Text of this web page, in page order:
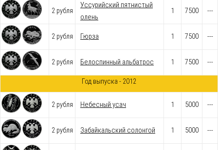
2 рубля
Уссурийский пятнистый
олень
1 7500 ---
2 рубля Гюрза 1 7500 ---
2 рубля Белоспинный альбатрос 1 7500 ---
Год выпуска - 2012
2 рубля Небесный усач 1 5000 ---
2 рубля Забайкальский солонгой 1 5000 ---